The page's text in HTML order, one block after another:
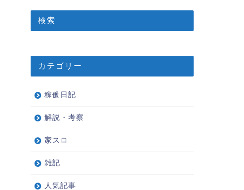
検索
カテゴリー
稼働日記
解説・考察
家スロ
雑記
人気記事